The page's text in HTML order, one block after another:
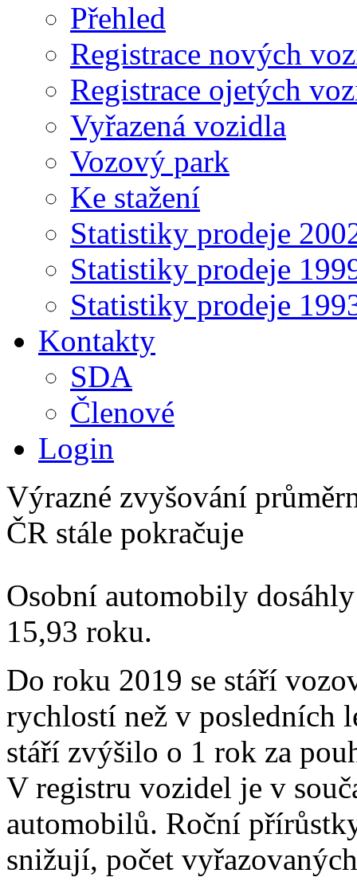
Přehled
Registrace nových
Registrace ojetých
Vyřazená vozidla
Vozový park
Ke stažení
Statistiky prodeje
Statistiky prodeje
Statistiky prodeje
Kontakty
SDA
Členové
Login
Výrazné zvyšování
ČR stále pokračuje
Osobní automobily
15,93 roku.
Do roku 2019 se stáří
rychlostí než v posledních
stáří zvýšilo o 1 rok za
V registru vozidel je v
automobilů. Roční
snižují, počet